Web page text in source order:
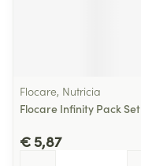
Flocare, Nutricia
Flocare Infinity Pack Set
€ 5,87